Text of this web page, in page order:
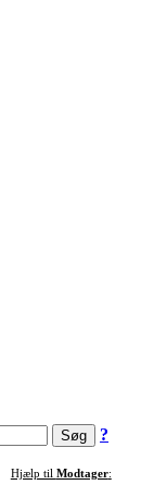
?
Hjælp til Modtager: